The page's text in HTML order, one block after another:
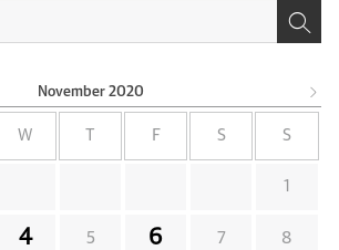
November 2020
W F S S
1
4 5 6 7 8